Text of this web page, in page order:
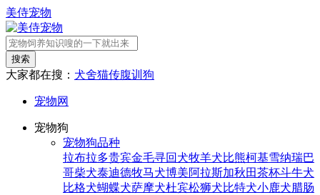
美侍宠物
搜索
大家都在搜： 犬舍猫传腹训狗
宠物网
宠物狗
宠物狗品种
拉布拉多贵宾金毛寻回犬牧羊犬比熊柯基雪纳瑞巴
哥柴犬泰迪德牧马犬博美阿拉斯加秋田茶杯斗牛犬
比格犬蝴蝶犬萨摩犬杜宾松狮犬比特犬小鹿犬腊肠